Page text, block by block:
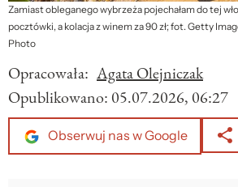
Zamiast obleganego wybrzeża pojechałam do tej
pocztówki, a kolacja z winem za 90 zł; fot. Getty
Photo
Opracowała: Agata Olejniczak
Opublikowano: 05.07.2026, 06:27
Obserwuj nas w Google